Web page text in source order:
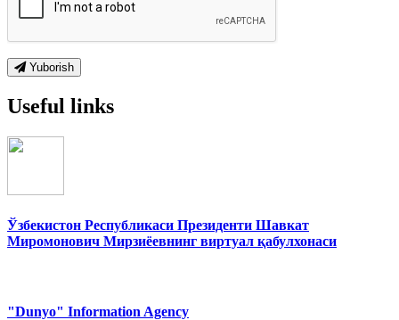
Yuborish
Useful links
Ўзбекистон Республикаси Президенти Шавкат
Миромонович Мирзиёевнинг виртуал қабулхонаси
"Dunyo" Information Agency